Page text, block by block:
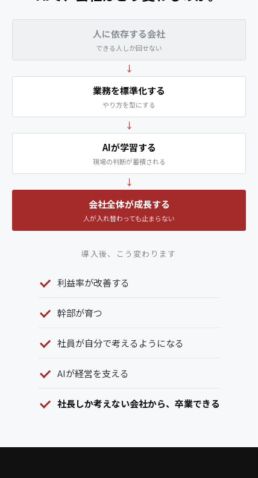
人に依存する会社
できる人しか回せない
↓
業務を標準化する
やり方を型にする
↓
AIが学習する
現場の判断が蓄積される
↓
会社全体が成長する
人が入れ替わっても止まらない
導入後、こう変わります
利益率が改善する
幹部が育つ
社員が自分で考えるようになる
AIが経営を支える
社長しか考えない会社から、卒業できる